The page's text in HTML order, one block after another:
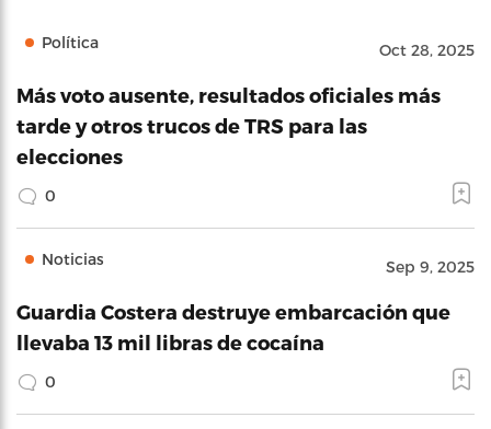
Política Oct 28, 2025
Más voto ausente, resultados oficiales más
tarde y otros trucos de TRS para las
elecciones
0
Noticias Sep 9, 2025
Guardia Costera destruye embarcación que
llevaba 13 mil libras de cocaína
0